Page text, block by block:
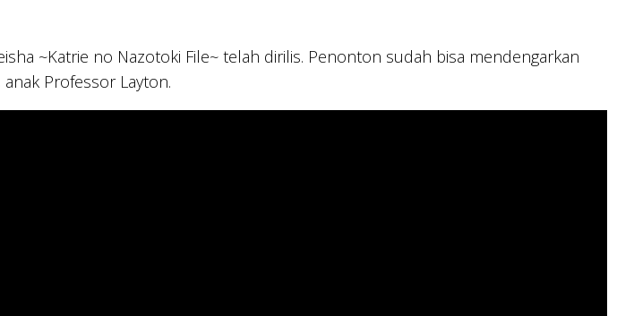
~Katrie no Nazotoki File~ telah dirilis. Penonton sudah bisa mendengarkan
anak Professor Layton.